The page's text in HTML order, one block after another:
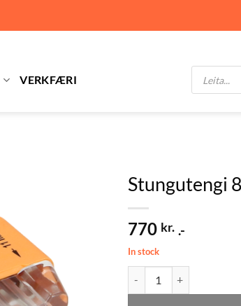
VERKFÆRI
Products
search
Stungutengi
770 kr. .-
In stock